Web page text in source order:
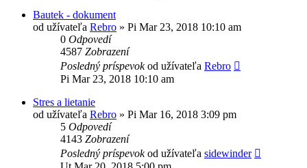
Bautek - dokument
od užívateľa Rebro » Pi Mar 23, 2018 10:10 am
0 Odpovedí
4587 Zobrazení
Posledný príspevokod užívateľa Rebro
Pi Mar 23, 2018 10:10 am
Stres a lietanie
od užívateľa Rebro » Pi Mar 16, 2018 3:09 pm
5 Odpovedí
4143 Zobrazení
Posledný príspevokod užívateľa sidewinder